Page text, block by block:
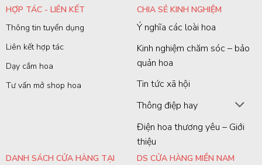
HỢP TÁC - LIÊN KẾT
Thông tin tuyển dụng
Liên kết hợp tác
Dạy cắm hoa
Tư vấn mở shop hoa
CHIA SẺ KINH NGHIỆM
Ý nghĩa các loài hoa
Kinh nghiệm chăm sóc – bảo
quản hoa
Tin tức xã hội
Thông điệp hay
Điện hoa thương yêu – Giới
thiệu
DANH SÁCH CỬA HÀNG TẠI
DS CỬA HÀNG MIỀN NAM